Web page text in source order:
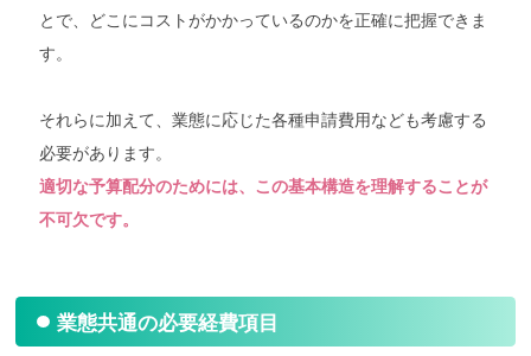
とで、どこにコストがかかっているのかを正確に把握できま
す。
それらに加えて、業態に応じた各種申請費用なども考慮する
必要があります。
適切な予算配分のためには、この基本構造を理解することが
不可欠です。
業態共通の必要経費項目